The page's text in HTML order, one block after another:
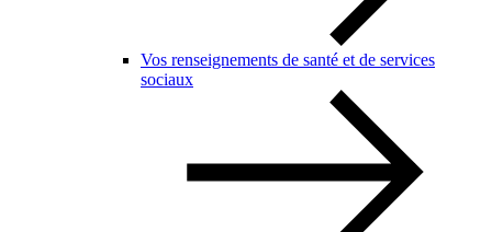
Vos renseignements de santé et de services
sociaux